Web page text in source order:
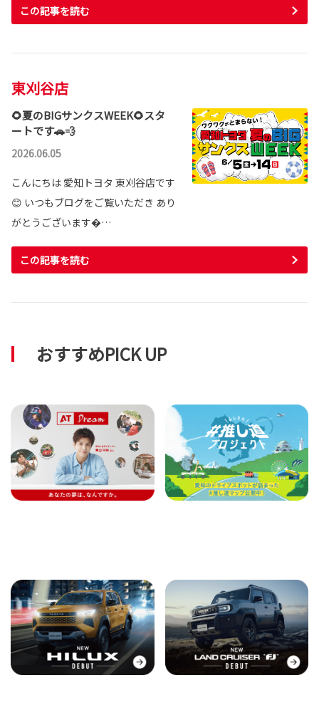
この記事を読む
東刈谷店
🌻夏のBIGサンクスWEEK🌻スタ
ートです🚗💨
2026.06.05
こんにちは 愛知トヨタ 東刈谷店です
😊 いつもブログをご覧いただき あり
がとうございます…
この記事を読む
おすすめPICK UP